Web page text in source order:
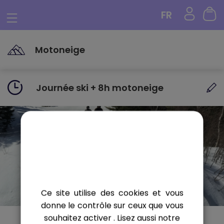
Ce site utilise des cookies et vous
donne le contrôle sur ceux que vous
souhaitez activer. Lisez aussi notre
FR
Motoneige
Journée ski + 8h motoneige